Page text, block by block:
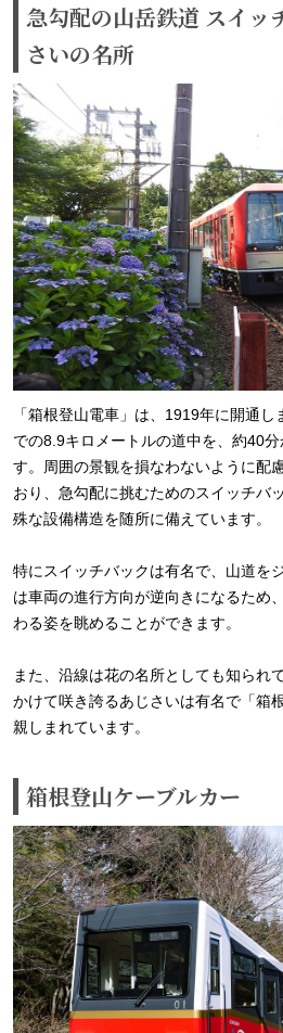
急勾配の山岳鉄道 スイッ
さいの名所
「箱根登山電車」は、1919年に開通
での8.9キロメートルの道中を、約40
す。周囲の景観を損なわないように配
おり、急勾配に挑むためのスイッチバ
殊な設備構造を随所に備えています。
特にスイッチバックは有名で、山道を
は車両の進行方向が逆向きになるため
わる姿を眺めることができます。
また、沿線は花の名所としても知られ
かけて咲き誇るあじさいは有名で「箱
親しまれています。
箱根登山ケーブルカー